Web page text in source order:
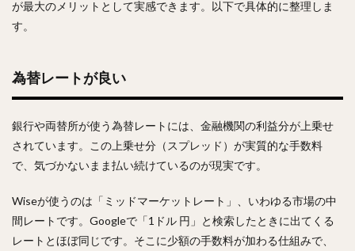
が最大のメリットとして実感できます。以下で具体的に整理しま
す。
為替レートが良い
銀行や両替所が使う為替レートには、金融機関の利益分が上乗せ
されています。この上乗せ分（スプレッド）が実質的な手数料
で、気づかないまま払い続けているのが現実です。
Wiseが使うのは「ミッドマーケットレート」、いわゆる市場の中
間レートです。Googleで「1ドル 円」と検索したときに出てくる
レートとほぼ同じです。そこに少額の手数料が加わる仕組みで、